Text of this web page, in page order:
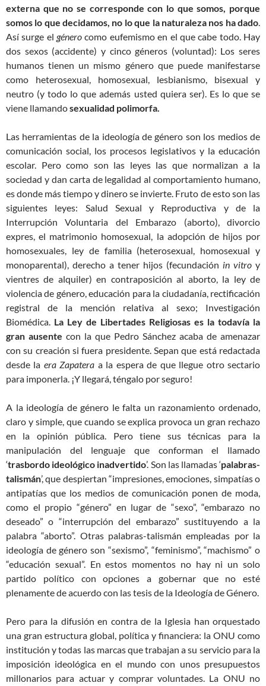
externa que no se corresponde con lo que somos, porque
somos lo que decidamos, no lo que la naturaleza nos ha dado.
Así surge el género como eufemismo en el que cabe todo. Hay
dos sexos (accidente) y cinco géneros (voluntad): Los seres
humanos tienen un mismo género que puede manifestarse
como heterosexual, homosexual, lesbianismo, bisexual y
neutro (y todo lo que además usted quiera ser). Es lo que se
viene llamandosexualidad polimorfa.
Las herramientas de la ideología de género son los medios de
comunicación social, los procesos legislativos y la educación
escolar. Pero como son las leyes las que normalizan a la
sociedad y dan carta de legalidad al comportamiento humano,
es donde más tiempo y dinero se invierte. Fruto de esto son las
siguientes leyes: Salud Sexual y Reproductiva y de la
Interrupción Voluntaria del Embarazo (aborto), divorcio
expres, el matrimonio homosexual, la adopción de hijos por
homosexuales, ley de familia (heterosexual, homosexual y
monoparental), derecho a tener hijos (fecundación in vitro y
vientres de alquiler) en contraposición al aborto, la ley de
violencia de género, educación para la ciudadanía, rectificación
registral de la mención relativa al sexo; Investigación
Biomédica. La Ley de Libertades Religiosas es la todavía la
gran ausente con la que Pedro Sánchez acaba de amenazar
con su creación si fuera presidente. Sepan que está redactada
desde la era Zapatera a la espera de que llegue otro sectario
para imponerla. ¡Y llegará, téngalo por seguro!
A la ideología de género le falta un razonamiento ordenado,
claro y simple, que cuando se explica provoca un gran rechazo
en la opinión pública. Pero tiene sus técnicas para la
manipulación del lenguaje que conforman el llamado
‘trasbordo ideológico inadvertido’. Son las llamadas ‘palabras-
talismán’, que despiertan “impresiones, emociones, simpatías o
antipatías que los medios de comunicación ponen de moda,
como el propio “género” en lugar de “sexo”, “embarazo no
deseado” o “interrupción del embarazo” sustituyendo a la
palabra “aborto”. Otras palabras-talismán empleadas por la
ideología de género son “sexismo”, “feminismo”, “machismo” o
“educación sexual”. En estos momentos no hay ni un solo
partido político con opciones a gobernar que no esté
plenamente de acuerdo con las tesis de la Ideología de Género.
Pero para la difusión en contra de la Iglesia han orquestado
una gran estructura global, política y financiera: la ONU como
institución y todas las marcas que trabajan a su servicio para la
imposición ideológica en el mundo con unos presupuestos
millonarios para actuar y comprar voluntades. La ONU no